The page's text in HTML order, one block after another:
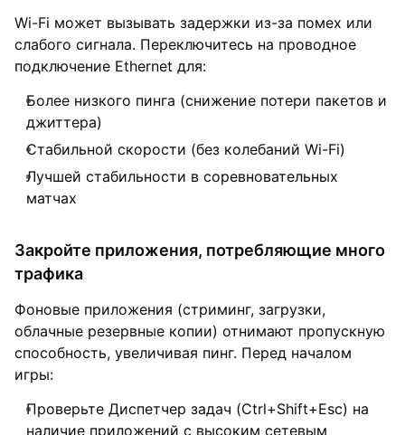
Wi-Fi может вызывать задержки из-за помех или
слабого сигнала. Переключитесь на проводное
подключение Ethernet для:
Более низкого пинга (снижение потери пакетов и
джиттера)
Стабильной скорости (без колебаний Wi-Fi)
Лучшей стабильности в соревновательных
матчах
Закройте приложения, потребляющие много
трафика
Фоновые приложения (стриминг, загрузки,
облачные резервные копии) отнимают пропускную
способность, увеличивая пинг. Перед началом
игры:
Проверьте Диспетчер задач (Ctrl+Shift+Esc) на
наличие приложений с высоким сетевым